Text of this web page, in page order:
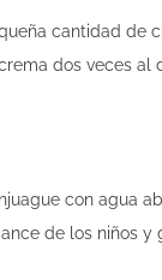
cantidad de
dos veces al
con agua
de los niños y